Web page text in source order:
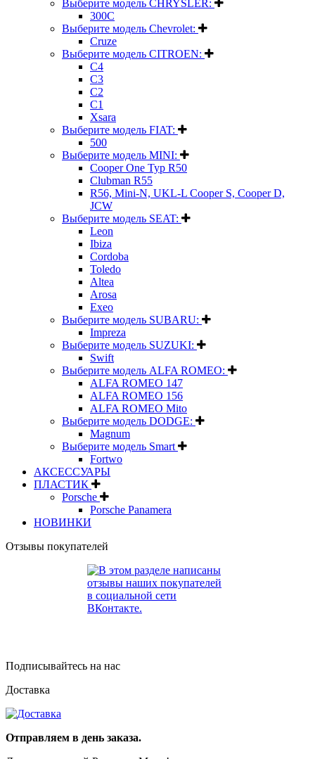
Выберите модель CHRYSLER:
300C
Выберите модель Chevrolet:
Cruze
Выберите модель CITROEN:
C4
C3
C2
C1
Xsara
Выберите модель FIAT:
500
Выберите модель MINI:
Cooper One Typ R50
Clubman R55
R56, Mini-N, UKL-L Cooper S, Cooper D,
JCW
Выберите модель SEAT:
Leon
Ibiza
Cordoba
Toledo
Altea
Arosa
Exeo
Выберите модель SUBARU:
Impreza
Выберите модель SUZUKI:
Swift
Выберите модель ALFA ROMEO:
ALFA ROMEO 147
ALFA ROMEO 156
ALFA ROMEO Mito
Выберите модель DODGE:
Magnum
Выберите модель Smart
Fortwo
АКСЕССУАРЫ
ПЛАСТИК
Porsche
Porsche Panamera
НОВИНКИ
Отзывы покупателей
Подписывайтесь на нас
Доставка
Отправляем в день заказа.